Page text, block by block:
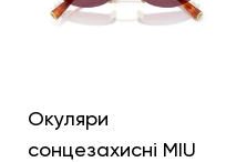
Окуляри
сонцезахисні MIU